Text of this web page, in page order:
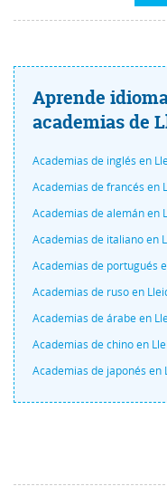
Aprende
academias de
Academias de inglés en
Academias de francés en
Academias de alemán en
Academias de italiano en
Academias de portugués
Academias de ruso en
Academias de árabe en
Academias de chino en
Academias de japonés en